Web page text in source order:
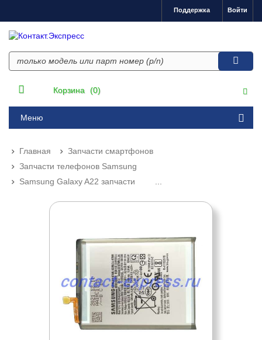
Войти
Поддержка
Корзина (0)
Меню
Главная
Запчасти смартфонов
Запчасти телефонов Samsung
Samsung Galaxy A22 запчасти